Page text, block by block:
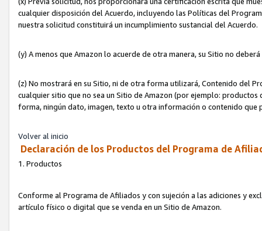
cualquier disposición del Acuerdo, incluyendo las Políticas del
nuestra solicitud constituirá un incumplimiento sustancial del Acuerdo.
(y) A menos que Amazon lo acuerde de otra manera, su Sitio no
(z) No mostrará en su Sitio, ni de otra forma utilizará, Contenido del
cualquier sitio que no sea un Sitio de Amazon (por ejemplo:
forma, ningún dato, imagen, texto u otra información o contenido
Volver al inicio
Declaración de los Productos del Programa de
1. Productos
Conforme al Programa de Afiliados y con sujeción a las adiciones y
artículo físico o digital que se venda en un Sitio de Amazon.